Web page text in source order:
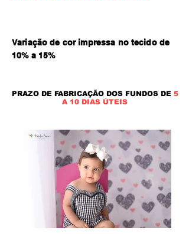
Variação de cor impressa no tecido de
10% a 15%
PRAZO DE FABRICAÇÃO DOS FUNDOS DE 5
A 10 DIAS ÚTEIS